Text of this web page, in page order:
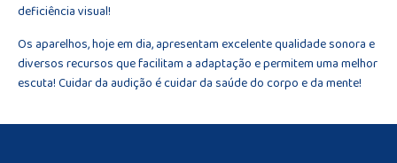
deficiência visual!
Os aparelhos, hoje em dia, apresentam excelente qualidade sonora e
diversos recursos que facilitam a adaptação e permitem uma melhor
escuta! Cuidar da audição é cuidar da saúde do corpo e da mente!